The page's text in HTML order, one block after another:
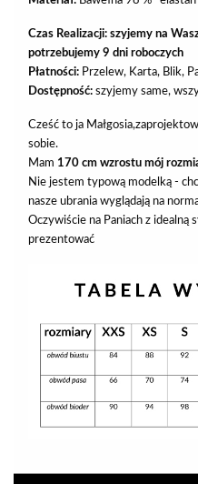
Czas Realizacji: szyjemy na
potrzebujemy 9 dni roboczych
Płatności: Przelew, Karta, Blik,
Dostępność: szyjemy same,
Cześć to ja
sobie.
Mam 170 cm wzrostu mój
Nie jestem typową modelką -
nasze ubrania wyglądają na
Oczywiście na Paniach z idealną
prezentować